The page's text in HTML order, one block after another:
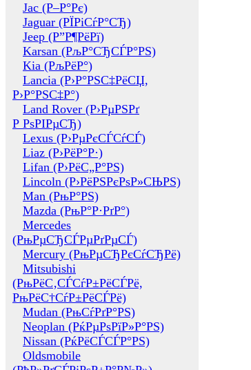
Jac (Р–Р°Рє)
Jaguar (РЇРіСѓР°СЂ)
Jeep (Р”Р¶РёРї)
Karsan (РљР°СЂСЃР°РЅ)
Kia (РљРёР°)
Lancia (Р›Р°РЅС‡РёСЏ,
Р›Р°РЅС‡Р°)
Land Rover (Р›РµРЅРґ
Р РѕРІРµСЂ)
Lexus (Р›РµРєСЃСѓСЃ)
Liaz (Р›РёР°Р·)
Lifan (Р›РёС„Р°РЅ)
Lincoln (Р›РёРЅРєРѕР»СЊРЅ)
Man (РњР°РЅ)
Mazda (РњР°Р·РґР°)
Mercedes
(РњРµСЂСЃРµРґРµСЃ)
Mercury (РњРµСЂРєСѓСЂРё)
Mitsubishi
(РњРёС‚СЃСѓР±РёСЃРё,
РњРёС†СѓР±РёСЃРё)
Mudan (РњСѓРґР°РЅ)
Neoplan (РќРµРѕРїР»Р°РЅ)
Nissan (РќРёСЃСЃР°РЅ)
Oldsmobile